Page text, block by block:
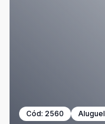
Cód: 2560 Aluguel